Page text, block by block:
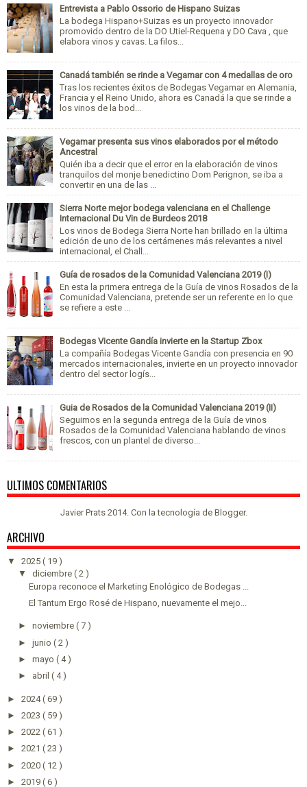
Entrevista a Pablo Ossorio de Hispano Suizas
La bodega Hispano+Suizas es un proyecto innovador
promovido dentro de la DO Utiel-Requena y DO Cava , que
elabora vinos y cavas. La filos...
Canadá también se rinde a Vegamar con 4 medallas de oro
Tras los recientes éxitos de Bodegas Vegamar en Alemania,
Francia y el Reino Unido, ahora es Canadá la que se rinde a
los vinos de la bod...
Vegamar presenta sus vinos elaborados por el método
Ancestral
Quién iba a decir que el error en la elaboración de vinos
tranquilos del monje benedictino Dom Perignon, se iba a
convertir en una de las ...
Sierra Norte mejor bodega valenciana en el Challenge
Internacional Du Vin de Burdeos 2018
Los vinos de Bodega Sierra Norte han brillado en la última
edición de uno de los certámenes más relevantes a nivel
internacional, el Chall...
Guía de rosados de la Comunidad Valenciana 2019 (I)
En esta la primera entrega de la Guía de vinos Rosados de la
Comunidad Valenciana, pretende ser un referente en lo que
se refiere a este ...
Bodegas Vicente Gandía invierte en la Startup Zbox
La compañía Bodegas Vicente Gandía con presencia en 90
mercados internacionales, invierte en un proyecto innovador
dentro del sector logís...
Guia de Rosados de la Comunidad Valenciana 2019 (II)
Seguimos en la segunda entrega de la Guía de vinos
Rosados de la Comunidad Valenciana hablando de vinos
frescos, con un plantel de diverso...
ULTIMOS COMENTARIOS
Javier Prats 2014. Con la tecnología de Blogger.
ARCHIVO
▼ 2025 ( 19 )
▼ diciembre ( 2 )
Europa reconoce el Marketing Enológico de Bodegas ...
El Tantum Ergo Rosé de Hispano, nuevamente el mejo...
► noviembre ( 7 )
► junio ( 2 )
► mayo ( 4 )
► abril ( 4 )
► 2024( 69 )
► 2023 ( 59 )
► 2022 ( 61 )
► 2021 ( 23 )
► 2020 ( 12 )
► 2019 ( 6 )